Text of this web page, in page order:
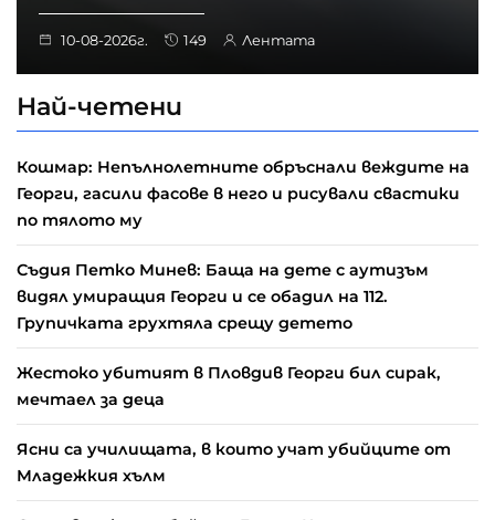
10-08-2026г. 149 Лентата
Най-четени
Кошмар: Непълнолетните обръснали веждите на
Георги, гасили фасове в него и рисували свастики
по тялото му
Съдия Петко Минев: Баща на дете с аутизъм
видял умиращия Георги и се обадил на 112.
Групичката грухтяла срещу детето
Жестоко убитият в Пловдив Георги бил сирак,
мечтаел за деца
Ясни са училищата, в които учат убийците от
Младежкия хълм